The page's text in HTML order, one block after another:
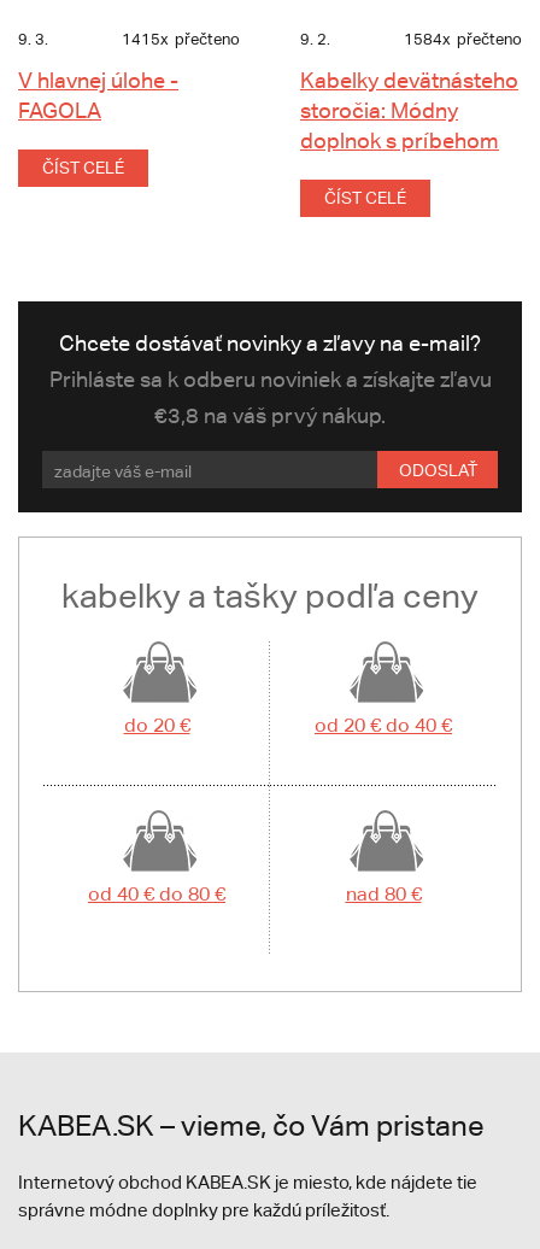
9. 3. 1415x přečteno
V hlavnej úlohe -
FAGOLA
ČÍST CELÉ
9. 2. 1584x přečteno
Kabelky devätnásteho
storočia: Módny
doplnok s príbehom
ČÍST CELÉ
Chcete dostávať novinky a zľavy na e-mail?
Prihláste sa k odberu noviniek a získajte zľavu
€3,8 na váš prvý nákup.
ODOSLAŤ
kabelky a tašky podľa ceny
do 20 € od 20 € do 40 €
od 40 € do 80 € nad 80 €
KABEA.SK – vieme, čo Vám pristane
Internetový obchod KABEA.SK je miesto, kde nájdete tie
správne módne doplnky pre každú príležitosť.